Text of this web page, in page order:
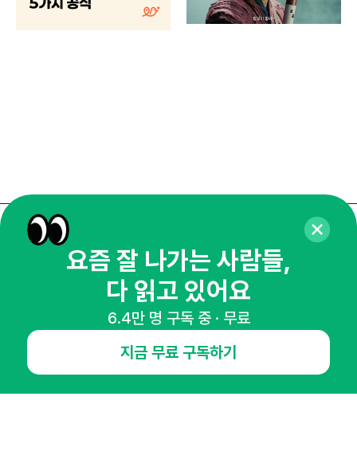
매주 화요일 아침,
마케팅 감각을 깨워 드릴게요!
65,043명의 마케터를 성장시키는 뉴스레터
요즘 잘 나가는 사람들,
다 읽고 있어요
6.4만 명 구독 중 · 무료
지금 무료 구독하기